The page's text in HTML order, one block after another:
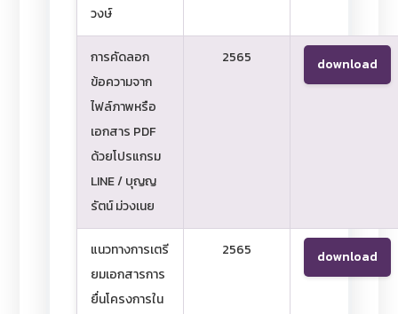
วงษ์
การคัดลอก
ข้อความจาก
ไฟล์ภาพหรือ
เอกสาร PDF
ด้วยโปรแกรม
LINE / บุญญ
รัตน์ ม่วงเนย
2565 download
แนวทางการเตรี
ยมเอกสารการ
ยื่นโครงการใน
2565 download